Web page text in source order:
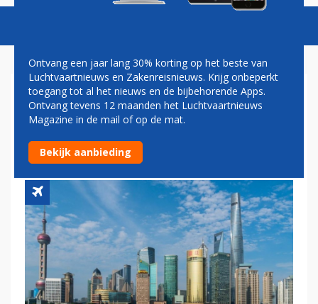
AUSTRIAN AIRLINES HERVAT
VLUCHTUITVOERING NAAR
CHINA
Ontvang een jaar lang 30% korting op het beste van
Luchtvaartnieuws en Zakenreisnieuws. Krijg onbeperkt
toegang tot al het nieuws en de bijbehorende Apps.
Ontvang tevens 12 maanden het Luchtvaartnieuws
Magazine in de mail of op de mat.
Bekijk aanbieding